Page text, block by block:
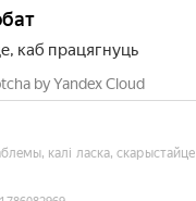
каб працягнуць
by Yandex Cloud
калі ласка, скарыстайце